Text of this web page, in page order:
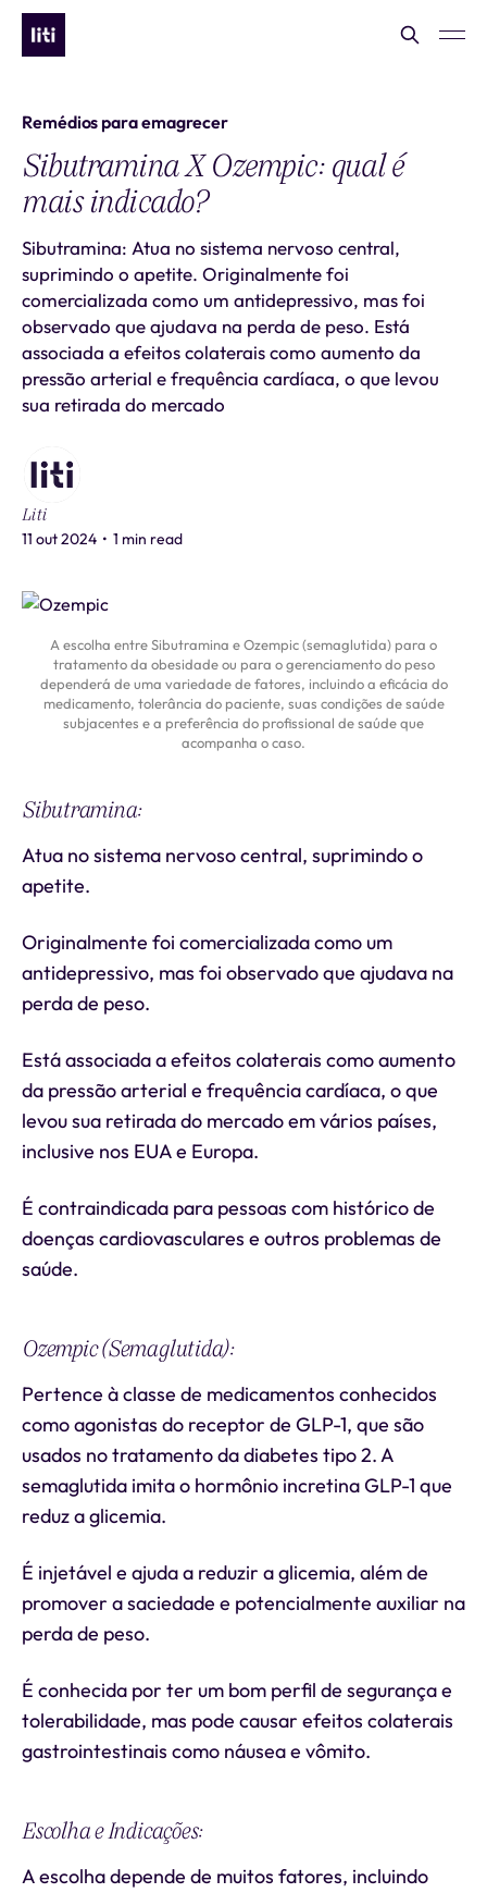
Remédios para emagrecer
Sibutramina X Ozempic: qual é
mais indicado?
Sibutramina: Atua no sistema nervoso central,
suprimindo o apetite. Originalmente foi
comercializada como um antidepressivo, mas foi
observado que ajudava na perda de peso. Está
associada a efeitos colaterais como aumento da
pressão arterial e frequência cardíaca, o que levou
sua retirada do mercado
Liti
11 out 2024 • 1 min read
A escolha entre Sibutramina e Ozempic (semaglutida) para o
tratamento da obesidade ou para o gerenciamento do peso
dependerá de uma variedade de fatores, incluindo a eficácia do
medicamento, tolerância do paciente, suas condições de saúde
subjacentes e a preferência do profissional de saúde que
acompanha o caso.
Sibutramina:
Atua no sistema nervoso central, suprimindo o
apetite.
Originalmente foi comercializada como um
antidepressivo, mas foi observado que ajudava na
perda de peso.
Está associada a efeitos colaterais como aumento
da pressão arterial e frequência cardíaca, o que
levou sua retirada do mercado em vários países,
inclusive nos EUA e Europa.
É contraindicada para pessoas com histórico de
doenças cardiovasculares e outros problemas de
saúde.
Ozempic (Semaglutida):
Pertence à classe de medicamentos conhecidos
como agonistas do receptor de GLP-1, que são
usados no tratamento da diabetes tipo 2. A
semaglutida imita o hormônio incretina GLP-1 que
reduz a glicemia.
É injetável e ajuda a reduzir a glicemia, além de
promover a saciedade e potencialmente auxiliar na
perda de peso.
É conhecida por ter um bom perfil de segurança e
tolerabilidade, mas pode causar efeitos colaterais
gastrointestinais como náusea e vômito.
Escolha e Indicações:
A escolha depende de muitos fatores, incluindo